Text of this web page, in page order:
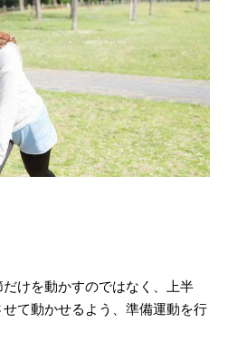
けを動かすのではなく、上半
て動かせるよう、準備運動を行